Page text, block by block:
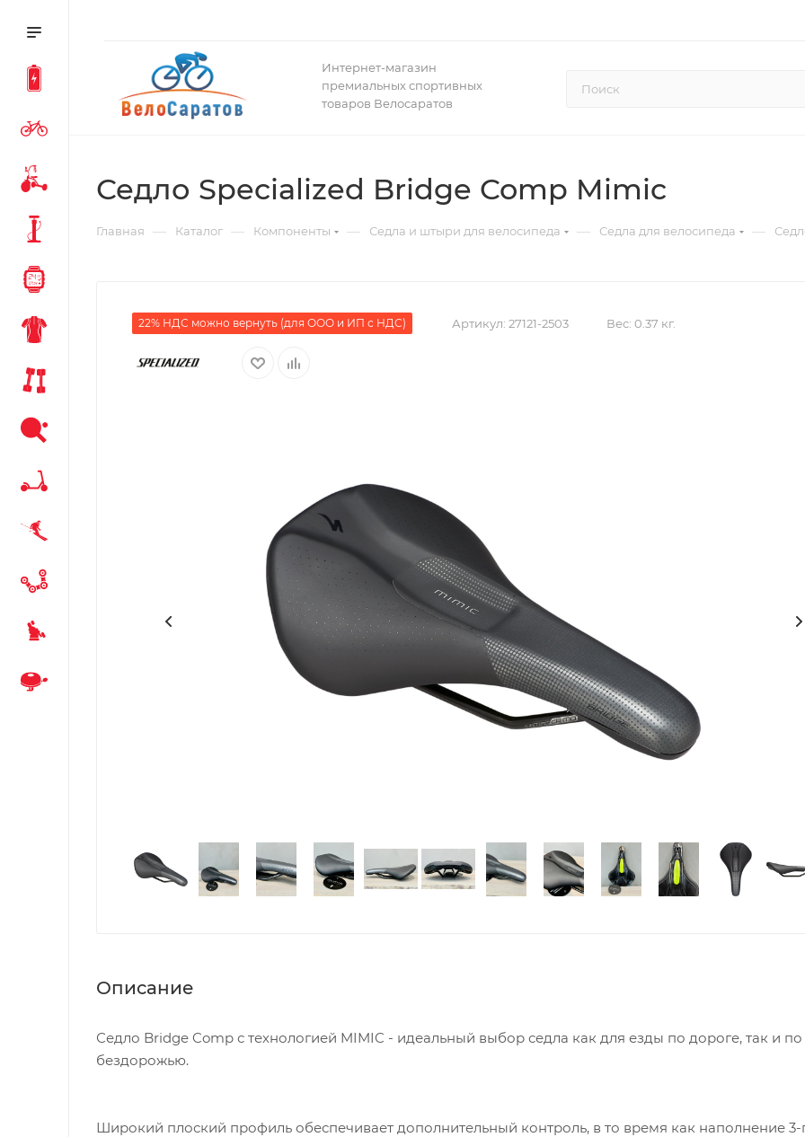
Интернет-магазин
премиальных спортивных
товаров Велосаратов
Седло Specialized Bridge Comp Mimic
Главная — Каталог — Компоненты — Седла и штыри для велосипеда — Седла для велосипеда —
22% НДС можно вернуть (для ООО и ИП с НДС) Артикул: 27121-2503 Вес: 0.37 кг.
Описание
Седло Bridge Comp с технологией MIMIC - идеальный выбор седла как для езды по дороге, так и по
бездорожью.
Широкий плоский профиль обеспечивает дополнительный контроль, в то время как наполнение 3-